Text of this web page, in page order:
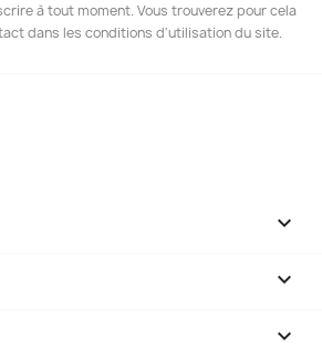
à tout moment. Vous trouverez pour cela
dans les conditions d'utilisation du site.


